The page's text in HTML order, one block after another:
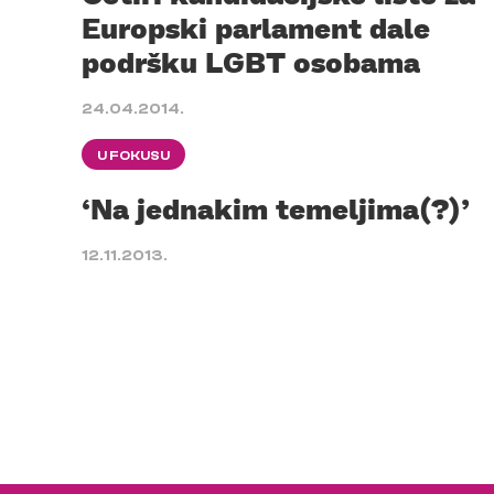
Europski parlament dale
podršku LGBT osobama
24.04.2014.
U FOKUSU
‘Na jednakim temeljima(?)’
12.11.2013.